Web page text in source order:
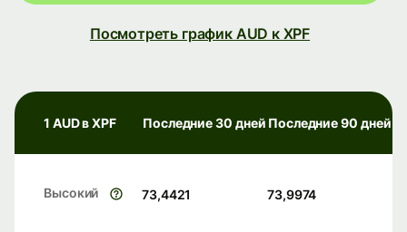
Посмотреть график AUD к XPF
1 AUD в XPF Последние 30 дней Последние 90 дней
Высокий 73,4421 73,9974